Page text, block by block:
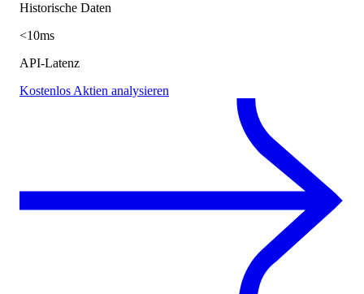
Historische Daten
<10ms
API-Latenz
Kostenlos Aktien analysieren